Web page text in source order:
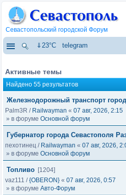
Севастопольский городской Форум
⇓23°C telegram
Активные темы
Найдено 55 результатов
Железнодорожный транспорт
Palm3R / Railwayman « 07 авг, 2026, 2:15
» в форуме Основной форум
Губернатор города Севастополя
пехотинец / Railwayman « 07 авг, 2026,
» в форуме Основной форум
Топливо [1204]
vaz111 /{OBERON} « 07 авг, 2026, 0:57
» в форуме Авто-Форум